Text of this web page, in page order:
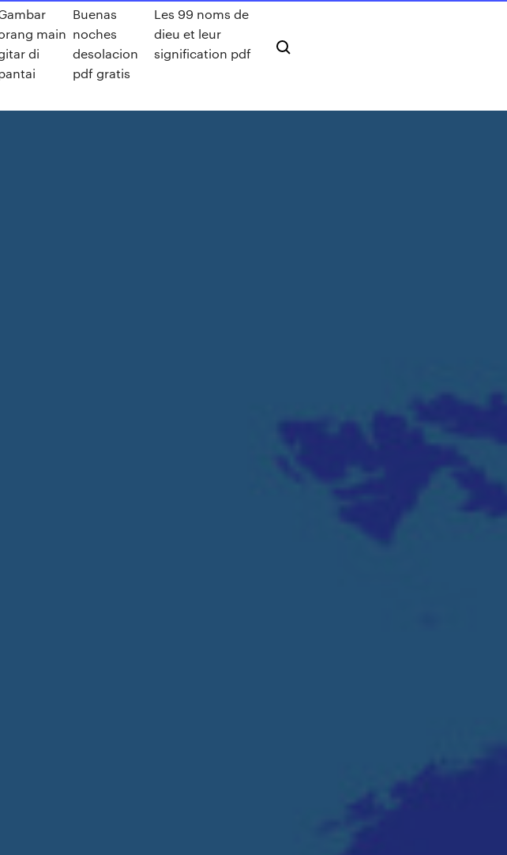
main
di
Buenas
noches
desolacion
pdf gratis
Les 99 noms de
dieu et leur
signification pdf